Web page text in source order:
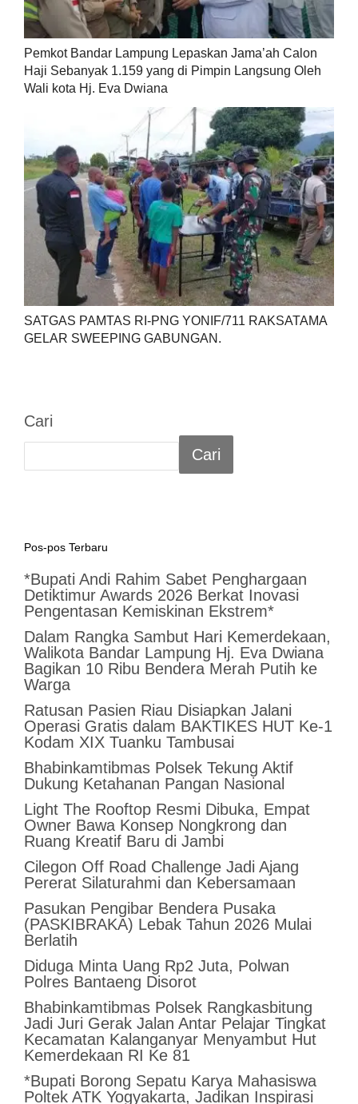
Pemkot Bandar Lampung Lepaskan Jama’ah Calon
Haji Sebanyak 1.159 yang di Pimpin Langsung Oleh
Wali kota Hj. Eva Dwiana
SATGAS PAMTAS RI-PNG YONIF/711 RAKSATAMA
GELAR SWEEPING GABUNGAN.
Cari
Cari
Pos-pos Terbaru
*Bupati Andi Rahim Sabet Penghargaan
Detiktimur Awards 2026 Berkat Inovasi
Pengentasan Kemiskinan Ekstrem*
Dalam Rangka Sambut Hari Kemerdekaan,
Walikota Bandar Lampung Hj. Eva Dwiana
Bagikan 10 Ribu Bendera Merah Putih ke
Warga
Ratusan Pasien Riau Disiapkan Jalani
Operasi Gratis dalam BAKTIKES HUT Ke-1
Kodam XIX Tuanku Tambusai
Bhabinkamtibmas Polsek Tekung Aktif
Dukung Ketahanan Pangan Nasional
Light The Rooftop Resmi Dibuka, Empat
Owner Bawa Konsep Nongkrong dan
Ruang Kreatif Baru di Jambi
Cilegon Off Road Challenge Jadi Ajang
Pererat Silaturahmi dan Kebersamaan
Pasukan Pengibar Bendera Pusaka
(PASKIBRAKA) Lebak Tahun 2026 Mulai
Berlatih
Diduga Minta Uang Rp2 Juta, Polwan
Polres Bantaeng Disorot
Bhabinkamtibmas Polsek Rangkasbitung
Jadi Juri Gerak Jalan Antar Pelajar Tingkat
Kecamatan Kalanganyar Menyambut Hut
Kemerdekaan RI Ke 81
*Bupati Borong Sepatu Karya Mahasiswa
Poltek ATK Yogyakarta, Jadikan Inspirasi